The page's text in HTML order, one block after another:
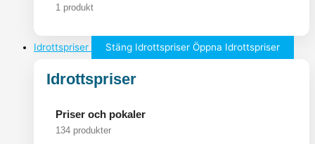
1 produkt
Idrottspriser Stäng Idrottspriser Öppna Idrottspriser
Idrottspriser
Priser och pokaler
134 produkter